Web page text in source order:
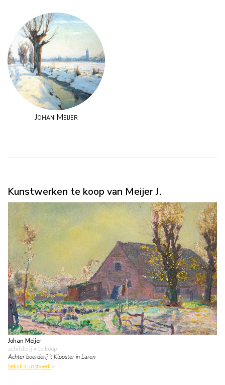
Johan Meijer
Kunstwerken te koop van Meijer J.
Johan Meijer
schilderij • te koop
Achter boerderij 't Klooster in Laren
bekijk kunstwerk